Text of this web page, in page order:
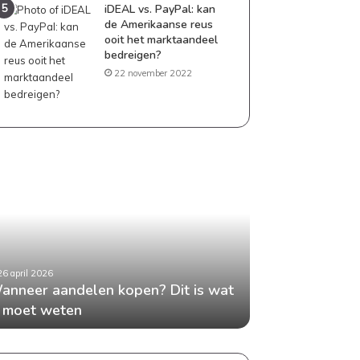
iDEAL vs. PayPal: kan
de Amerikaanse reus
ooit het marktaandeel
bedreigen?
22 november 2022
april 2026
aandelen kopen? Dit is wat
moet weten